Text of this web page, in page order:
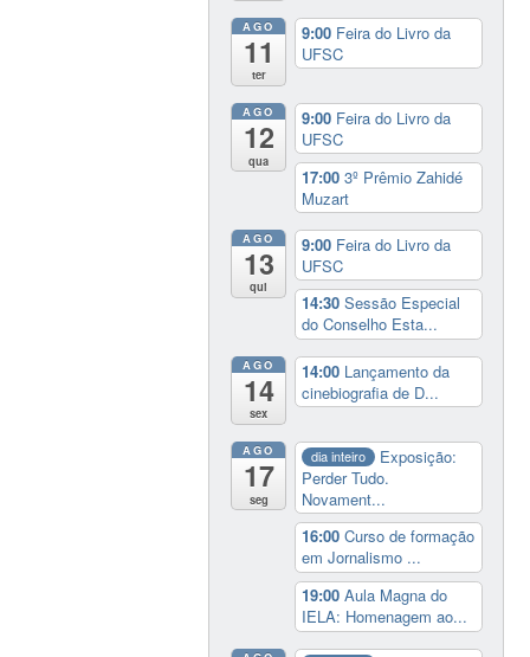
AGO
11
ter
9:00 Feira do Livro da
UFSC
AGO
12
qua
9:00 Feira do Livro da
UFSC
17:003º Prêmio Zahidé
Muzart
AGO
13
qui
9:00 Feira do Livro da
UFSC
14:30Sessão Especial
do Conselho Esta...
AGO
14
sex
14:00 Lançamento da
cinebiografia de D...
AGO
17
seg
dia inteiro
Exposição:
Perder Tudo.
Novament...
16:00Curso de formação
em Jornalismo ...
19:00Aula Magna do
IELA: Homenagem ao...